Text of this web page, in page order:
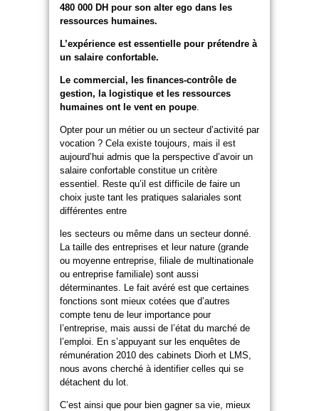
480 000 DH pour son alter ego dans les
ressources humaines.
L’expérience est essentielle pour prétendre à
un salaire confortable.
Le commercial, les finances-contrôle de
gestion, la logistique et les ressources
humaines ont le vent en poupe
Opter pour un métier ou un secteur d’activité par
vocation ? Cela existe toujours, mais il est
aujourd’hui admis que la perspective d’avoir un
salaire confortable constitue un critère
essentiel. Reste qu’il est difficile de faire un
choix juste tant les pratiques salariales sont
différentes entre
les secteurs ou même dans un secteur donné.
La taille des entreprises et leur nature (grande
ou moyenne entreprise, filiale de multinationale
ou entreprise familiale) sont aussi
déterminantes. Le fait avéré est que certaines
fonctions sont mieux cotées que d’autres
compte tenu de leur importance pour
l’entreprise, mais aussi de l’état du marché de
l’emploi. En s’appuyant sur les enquêtes de
rémunération 2010 des cabinets Diorh et LMS,
nous avons cherché à identifier celles qui se
détachent du lot.
C’est ainsi que pour bien gagner sa vie, mieux